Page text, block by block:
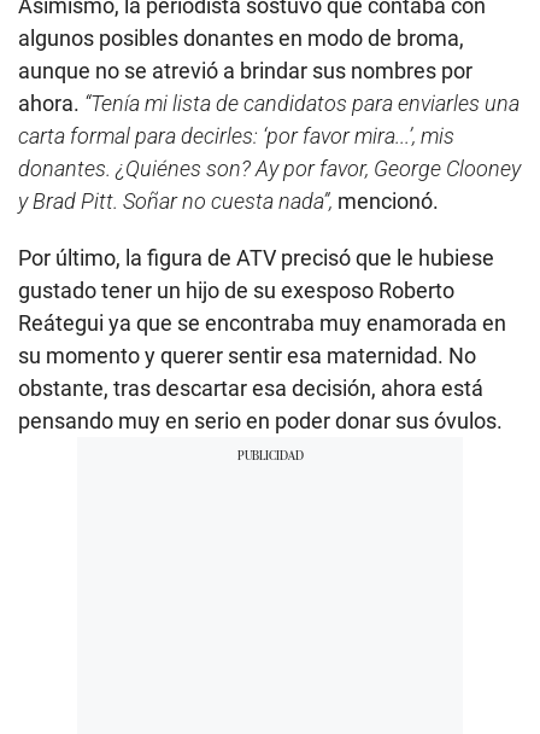
Asimismo, la periodista sostuvo que contaba con
algunos posibles donantes en modo de broma,
aunque no se atrevió a brindar sus nombres por
ahora. “Tenía mi lista de candidatos para enviarles una
carta formal para decirles: ‘por favor mira...’, mis
donantes. ¿Quiénes son? Ay por favor, George Clooney
y Brad Pitt. Soñar no cuesta nada”, mencionó.
Por último, la figura de ATV precisó que le hubiese
gustado tener un hijo de su exesposo Roberto
Reátegui ya que se encontraba muy enamorada en
su momento y querer sentir esa maternidad. No
obstante, tras descartar esa decisión, ahora está
pensando muy en serio en poder donar sus óvulos.